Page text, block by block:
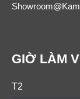
GIỜ LÀM
T2